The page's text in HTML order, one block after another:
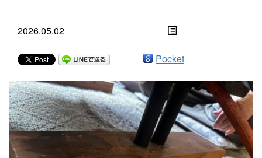
2026.05.02
Pocket